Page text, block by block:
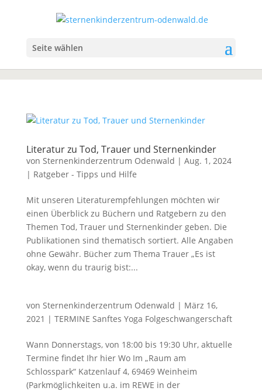
Seite wählen
Literatur zu Tod, Trauer und Sternenkinder
von Sternenkinderzentrum Odenwald | Aug. 1, 2024
| Ratgeber - Tipps und Hilfe
Mit unseren Literaturempfehlungen möchten wir
einen Überblick zu Büchern und Ratgebern zu den
Themen Tod, Trauer und Sternenkinder geben. Die
Publikationen sind thematisch sortiert. Alle Angaben
ohne Gewähr. Bücher zum Thema Trauer „Es ist
okay, wenn du traurig bist:...
von Sternenkinderzentrum Odenwald | März 16,
2021 | TERMINE Sanftes Yoga Folgeschwangerschaft
Wann Donnerstags, von 18:00 bis 19:30 Uhr, aktuelle
Termine findet Ihr hier Wo Im „Raum am
Schlosspark“ Katzenlauf 4, 69469 Weinheim
(Parkmöglichkeiten u.a. im REWE in der